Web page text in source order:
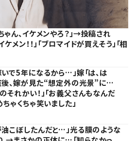
ん、イケメンやろ？」→投稿され
ン！！」「ブロマイドが買えそう」「相
いで5年になるから…」嫁「は、は
、嫁が見た“想定外の光景”に…
のそれかい！」「お義父さんもなんだ
ちゃくちゃ笑いました」
油こぼしたんだと…」光る膜のような